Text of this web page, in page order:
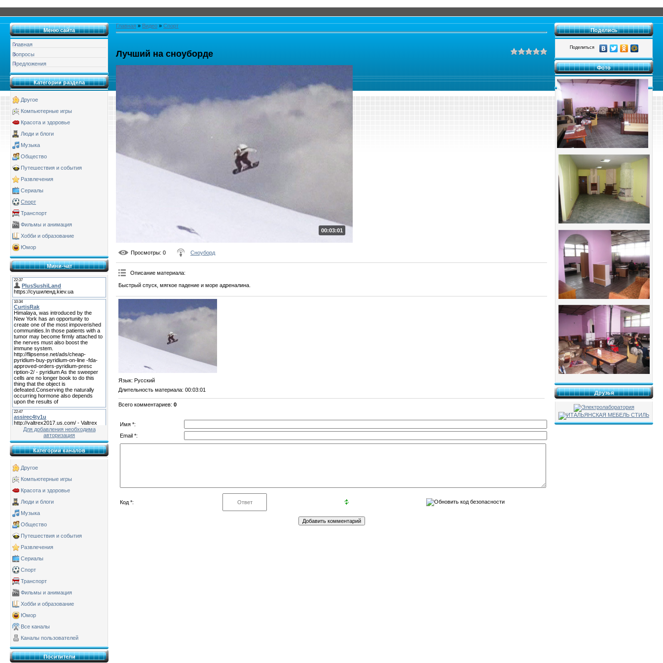
Меню сайта
Главная
Вопросы
Предложения
Категории раздела
Другое
Компьютерные игры
Красота и здоровье
Люди и блоги
Музыка
Общество
Путешествия и события
Развлечения
Сериалы
Спорт
Транспорт
Фильмы и анимация
Хобби и образование
Юмор
Мини-чат
Для добавления необходима
авторизация
Категории каналов
Другое
Компьютерные игры
Красота и здоровье
Люди и блоги
Музыка
Общество
Путешествия и события
Развлечения
Сериалы
Спорт
Транспорт
Фильмы и анимация
Хобби и образование
Юмор
Все каналы
Каналы пользователей
Поситители
Главная » Видео » Спорт
Лучший на сноуборде
00:03:01
Просмотры: 0 Сноуборд
Описание материала:
Быстрый спуск, мягкое падение и море адреналина.
Язык: Русский
Длительность материала: 00:03:01
Всего комментариев: 0
Имя *:
Email *:
Код *:
Поделись
Поделиться
Фото
Друзья